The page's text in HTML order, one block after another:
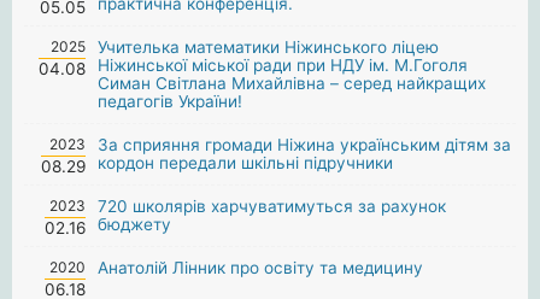
05.05
2025
04.08
Учителька математики Ніжинського ліцею
Ніжинської міської ради при НДУ ім. М.Гоголя
Симан Світлана Михайлівна – серед найкращих
педагогів України!
2023
08.29
За сприяння громади Ніжина українським дітям за
кордон передали шкільні підручники
2023
02.16
720 школярів харчуватимуться за рахунок
бюджету
2020
06.18
Анатолій Лінник про освіту та медицину